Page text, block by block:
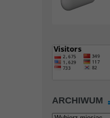
ARCHIWUM
Archiwum